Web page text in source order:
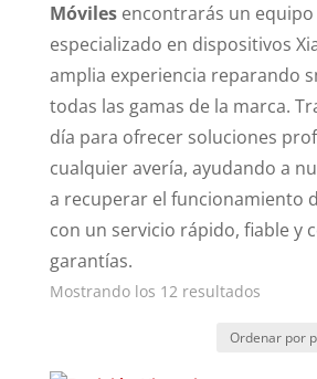
Móvilesencontrarás un equipo
especializado en dispositivos
amplia experiencia reparando
todas las gamas de la marca.
día para ofrecer soluciones
cualquier avería, ayudando a
a recuperar el funcionamiento
con un servicio rápido, fiable y
garantías.
Mostrando los 12 resultados
precio: